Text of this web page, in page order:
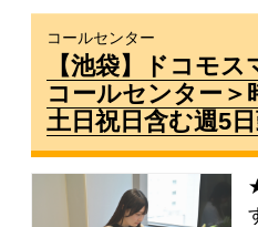
コールセンター
【池袋】ドコモ
コールセンター＞
土日祝日含む週5